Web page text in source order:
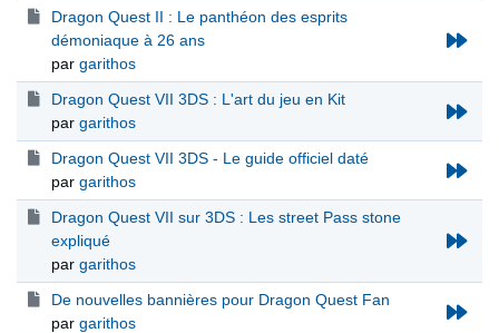
Dragon Quest II : Le panthéon des esprits
démoniaque à 26 ans
par garithos
Dragon Quest VII 3DS : L'art du jeu en Kit
par garithos
Dragon Quest VII 3DS - Le guide officiel daté
par garithos
Dragon Quest VII sur 3DS : Les street Pass stone
expliqué
par garithos
De nouvelles bannières pour Dragon Quest Fan
par garithos